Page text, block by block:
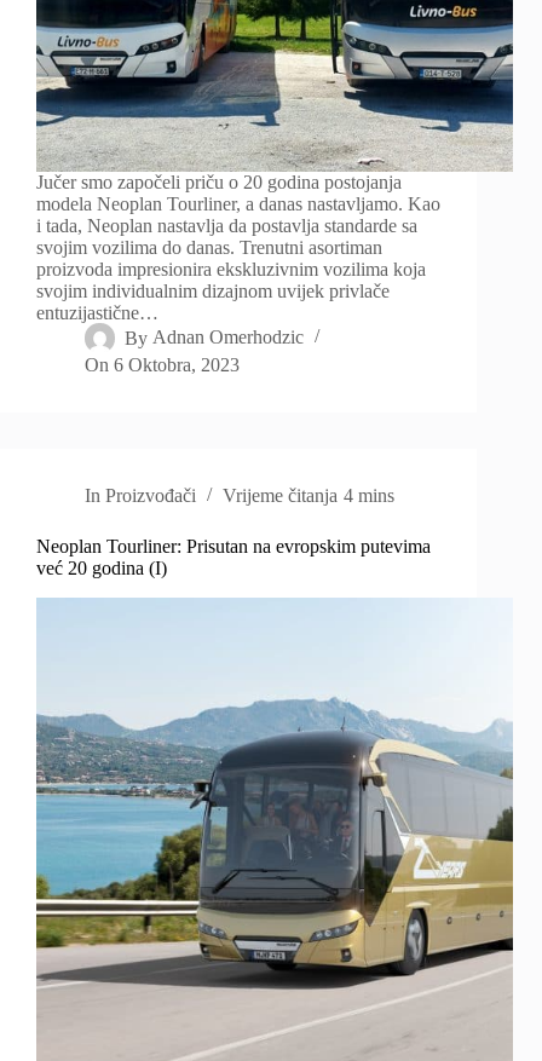
Jučer smo započeli priču o 20 godina postojanja
modela Neoplan Tourliner, a danas nastavljamo. Kao
i tada, Neoplan nastavlja da postavlja standarde sa
svojim vozilima do danas. Trenutni asortiman
proizvoda impresionira ekskluzivnim vozilima koja
svojim individualnim dizajnom uvijek privlače
entuzijastične…
By Adnan Omerhodzic
On 6 Oktobra, 2023
In Proizvođači Vrijeme čitanja 4 mins
Neoplan Tourliner: Prisutan na evropskim putevima
već 20 godina (I)